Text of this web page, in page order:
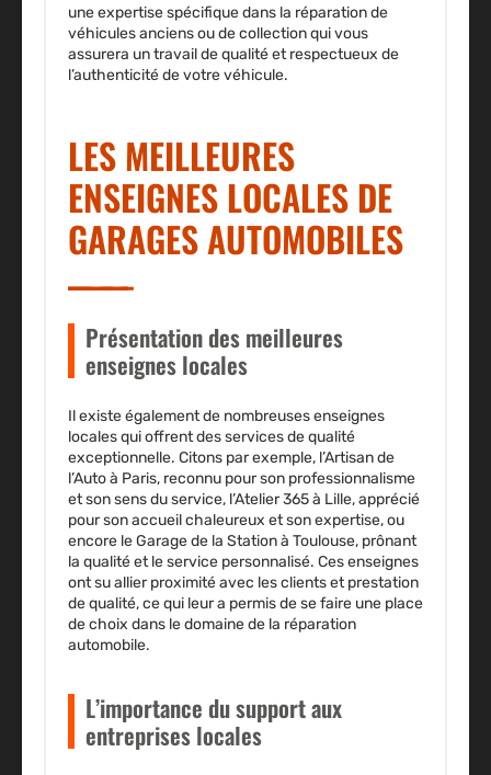
une expertise spécifique dans la réparation de
véhicules anciens ou de collection qui vous
assurera un travail de qualité et respectueux de
l’authenticité de votre véhicule.
LES MEILLEURES
ENSEIGNES LOCALES DE
GARAGES AUTOMOBILES
Présentation des meilleures
enseignes locales
Il existe également de nombreuses enseignes
locales qui offrent des services de qualité
exceptionnelle. Citons par exemple, l’Artisan de
l’Auto à Paris, reconnu pour son professionnalisme
et son sens du service, l’Atelier 365 à Lille, apprécié
pour son accueil chaleureux et son expertise, ou
encore le Garage de la Station à Toulouse, prônant
la qualité et le service personnalisé. Ces enseignes
ont su allier proximité avec les clients et prestation
de qualité, ce qui leur a permis de se faire une place
de choix dans le domaine de la réparation
automobile.
L’importance du support aux
entreprises locales